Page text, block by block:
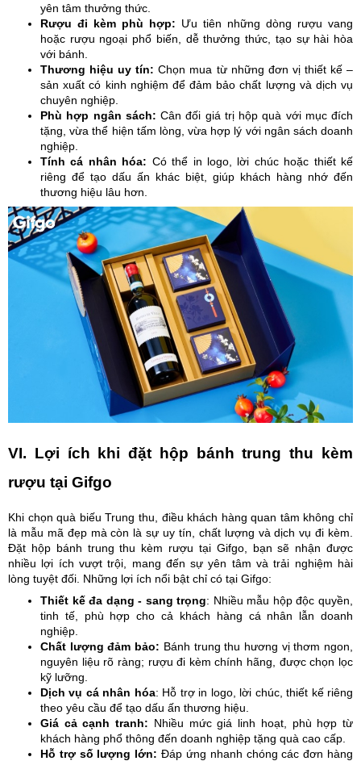
yên tâm thưởng thức.
Rượu đi kèm phù hợp: Ưu tiên những dòng rượu vang
hoặc rượu ngoại phổ biến, dễ thưởng thức, tạo sự hài hòa
với bánh.
Thương hiệu uy tín:Chọn mua từ những đơn vị thiết kế –
sản xuất có kinh nghiệm để đảm bảo chất lượng và dịch vụ
chuyên nghiệp.
Phù hợp ngân sách: Cân đối giá trị hộp quà với mục đích
tặng, vừa thể hiện tấm lòng, vừa hợp lý với ngân sách doanh
nghiệp.
Tính cá nhân hóa: Có thể in logo, lời chúc hoặc thiết kế
riêng để tạo dấu ấn khác biệt, giúp khách hàng nhớ đến
thương hiệu lâu hơn.
VI. Lợi ích khi đặt hộp bánh trung thu kèm
rượu tại Gifgo
Khi chọn quà biếu Trung thu, điều khách hàng quan tâm không chỉ
là mẫu mã đẹp mà còn là sự uy tín, chất lượng và dịch vụ đi kèm.
Đặt hộp bánh trung thu kèm rượu tại Gifgo, bạn sẽ nhận được
nhiều lợi ích vượt trội, mang đến sự yên tâm và trải nghiệm hài
lòng tuyệt đối. Những lợi ích nổi bật chỉ có tại Gifgo:
Thiết kế đa dạng - sang trọng: Nhiều mẫu hộp độc quyền,
tinh tế, phù hợp cho cả khách hàng cá nhân lẫn doanh
nghiệp.
Chất lượng đảm bảo: Bánh trung thu hương vị thơm ngon,
nguyên liệu rõ ràng; rượu đi kèm chính hãng, được chọn lọc
kỹ lưỡng.
Dịch vụ cá nhân hóa: Hỗ trợ in logo, lời chúc, thiết kế riêng
theo yêu cầu để tạo dấu ấn thương hiệu.
Giá cả cạnh tranh: Nhiều mức giá linh hoạt, phù hợp từ
khách hàng phổ thông đến doanh nghiệp tặng quà cao cấp.
Hỗ trợ số lượng lớn:Đáp ứng nhanh chóng các đơn hàng